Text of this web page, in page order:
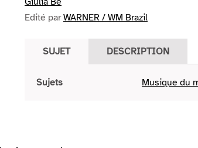
Edité parWARNER / WM Brazil
SUJET DESCRIPTION
Sujets Musique du